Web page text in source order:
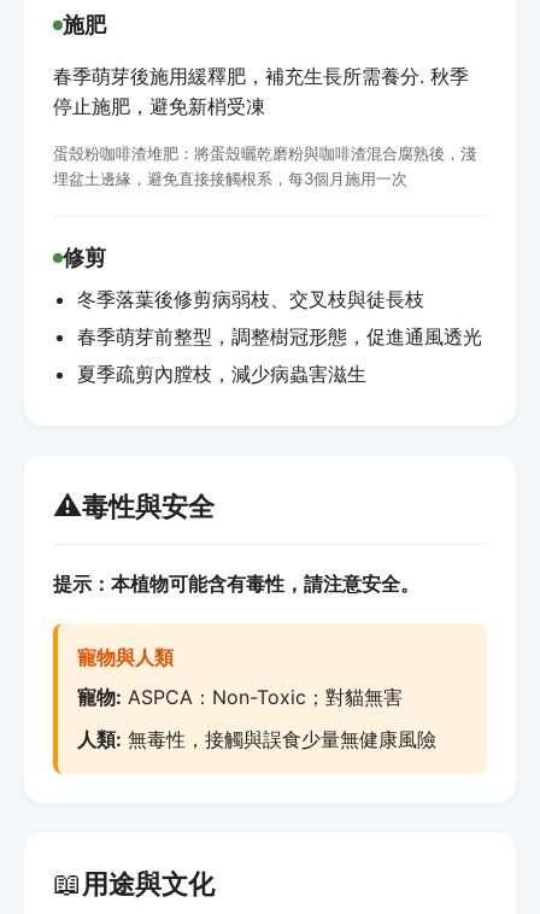
施肥
春季萌芽後施用緩釋肥，補充生長所需養分. 秋季
停止施肥，避免新梢受凍
蛋殼粉咖啡渣堆肥：將蛋殼曬乾磨粉與咖啡渣混合腐熟後，淺
埋盆土邊緣，避免直接接觸根系，每3個月施用一次
修剪
冬季落葉後修剪病弱枝、交叉枝與徒長枝
春季萌芽前整型，調整樹冠形態，促進通風透光
夏季疏剪內膛枝，減少病蟲害滋生
⚠️毒性與安全
提示：本植物可能含有毒性，請注意安全。
寵物與人類
寵物: ASPCA：Non-Toxic；對貓無害
人類: 無毒性，接觸與誤食少量無健康風險
📖用途與文化